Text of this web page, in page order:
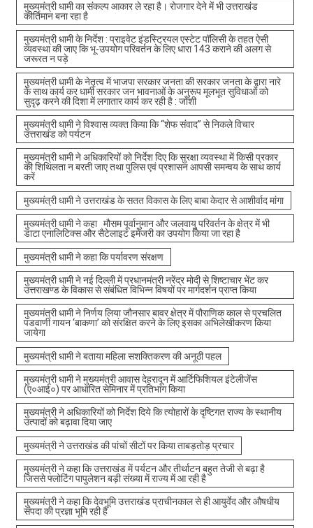
मुख्यमंत्री धामी का संकल्प आकार ले रहा है। रोजगार देने में भी उत्तराखंड
कीर्तिमान बना रहा है
मुख्यमंत्री धामी के निर्देश : प्राइवेट इंडस्ट्रियल एस्टेट पॉलिसी के तहत ऐसी
व्यवस्था की जाए कि भू-उपयोग परिवर्तन के लिए धारा 143 कराने की अलग से
जरूरत न पड़े
मुख्यमंत्री धामी के नेतृत्व में भाजपा सरकार जनता की सरकार जनता के द्वारा नारे
के साथ कार्य कर धामी सरकार जन भावनाओं के अनुरूप मूलभूत सुविधाओं को
सुदृढ़ करने की दिशा में लगातार कार्य कर रही है : जोशी
मुख्यमंत्री धामी ने विश्वास व्यक्त किया कि “शेफ संवाद” से निकले विचार
उत्तराखंड को पर्यटन
मुख्यमंत्री धामी ने अधिकारियों को निर्देश दिए कि सुरक्षा व्यवस्था में किसी प्रकार
की शिथिलता न बरती जाए तथा पुलिस एवं प्रशासन आपसी समन्वय के साथ कार्य
करें
मुख्यमंत्री धामी ने उत्तराखंड के सतत विकास के लिए बाबा केदार से आशीर्वाद मांगा
मुख्यमंत्री धामी ने कहा मौसम पूर्वानुमान और जलवायु परिवर्तन के क्षेत्र में भी
डाटा एनालिटिक्स और सैटेलाइट इमेजरी का उपयोग किया जा रहा है
मुख्यमंत्री धामी ने कहा कि पर्यावरण संरक्षण
मुख्यमंत्री धामी ने नई दिल्ली में प्रधानमंत्री नरेंद्र मोदी से शिष्टाचार भेंट कर
उत्तराखण्ड के विकास से संबंधित विभिन्न विषयों पर मार्गदर्शन प्राप्त किया
मुख्यमंत्री धामी ने निर्णय लिया जौनसार बावर क्षेत्र में पौराणिक काल से प्रचलित
पंडवाणी गायन ‘बाकणा’ को संरक्षित करने के लिए इसका अभिलेखीकरण किया
जायेगा
मुख्यमंत्री धामी ने बताया महिला सशक्तिकरण की अनूठी पहल
मुख्यमंत्री धामी ने मुख्यमंत्री आवास देहरादून में आर्टिफिशियल इंटेलीजेंस
(ए०आई०) पर आधारित सेमिनार में प्रतिभाग किया
मुख्यमंत्री ने अधिकारियों को निर्देश दिये कि त्योहारों के दृष्टिगत राज्य के स्थानीय
उत्पादों को बढ़ावा दिया जाए
मुख्यमंत्री ने उत्तराखंड की पांचों सीटों पर किया ताबड़तोड़ प्रचार
मुख्यमंत्री ने कहा कि उत्तराखंड में पर्यटन और तीर्थाटन बहुत तेजी से बढ़ा है
जिससे फ्लोटिंग पापुलेशन बड़ी संख्या में राज्य में आ रही है
मुख्यमंत्री ने कहा कि देवभूमि उत्तराखंड प्राचीनकाल से ही आयुर्वेद और औषधीय
संपदा की प्रज्ञा भूमि रही है